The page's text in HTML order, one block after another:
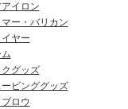
イロン
マー・バリカン
イヤー
クグッズ
ービンググッズ
ロウ